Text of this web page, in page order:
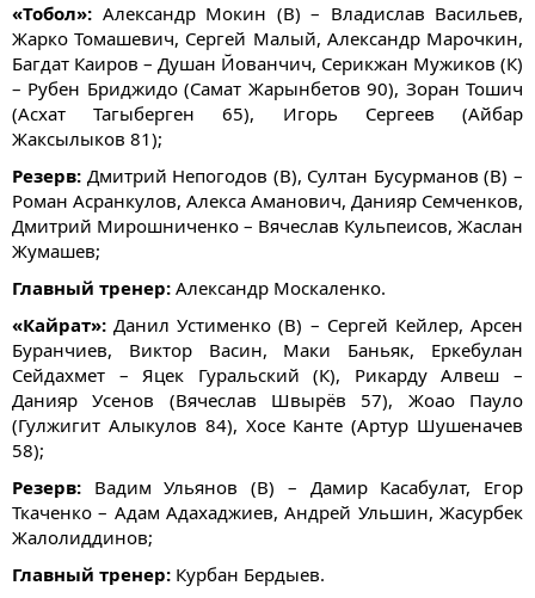
«Тобол»: Александр Мокин (В) – Владислав Васильев,
Жарко Томашевич, Сергей Малый, Александр Марочкин,
Багдат Каиров – Душан Йованчич, Серикжан Мужиков (К)
– Рубен Бриджидо (Самат Жарынбетов 90), Зоран Тошич
(Асхат Тагыберген 65), Игорь Сергеев (Айбар
Жаксылыков 81);
Резерв: Дмитрий Непогодов (В), Султан Бусурманов (В) –
Роман Асранкулов, Алекса Аманович, Данияр Семченков,
Дмитрий Мирошниченко – Вячеслав Кульпеисов, Жаслан
Жумашев;
Главный тренер: Александр Москаленко.
«Кайрат»:Данил Устименко (В) – Сергей Кейлер, Арсен
Буранчиев, Виктор Васин, Маки Баньяк, Еркебулан
Сейдахмет – Яцек Гуральский (К), Рикарду Алвеш –
Данияр Усенов (Вячеслав Швырёв 57), Жоао Пауло
(Гулжигит Алыкулов 84), Хосе Канте (Артур Шушеначев
58);
Резерв: Вадим Ульянов (В) – Дамир Касабулат, Егор
Ткаченко – Адам Адахаджиев, Андрей Ульшин, Жасурбек
Жалолиддинов;
Главный тренер: Курбан Бердыев.